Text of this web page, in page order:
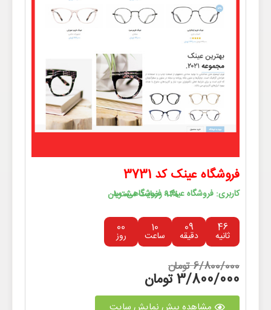
فروشگاه عینک کد 3731
91% رضایت مشتریان
کاربری: فروشگاه عینک، فروشگاهی، مد
00
روز
10
ساعت
09
دقیقه
45
ثانیه
6/800/000 تومان
3/800/000 تومان